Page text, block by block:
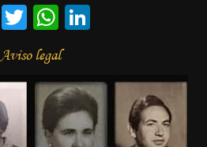
Facebook
TwitterWhatsApp
Aviso legal